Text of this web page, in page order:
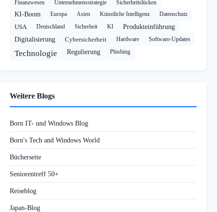
Finanzwesen Unternehmensstrategie Sicherheitslücken
KI-Boom Europa Asien Künstliche Intelligenz Datenschutz
USA Deutschland Sicherheit KI
Produkteinführung
Digitalisierung
Cybersicherheit Hardware Software-Updates
Technologie Regulierung Phishing
Weitere Blogs
Born IT- und Windows Blog
Born's Tech and Windows World
Bücherseite
Seniorentreff 50+
Reiseblog
Japan-Blog